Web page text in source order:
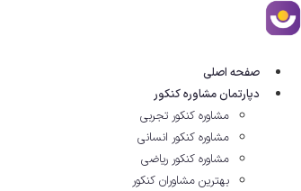
پرش
به
صفحه اصلی
دپارتمان مشاوره کنکور
مشاوره کنکور تجربی
مشاوره کنکور انسانی
مشاوره کنکور ریاضی
بهترین مشاوران کنکور